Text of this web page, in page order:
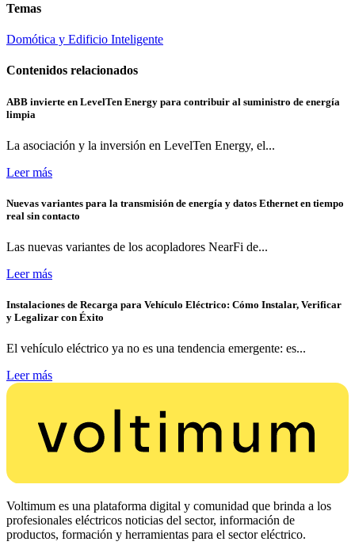
Temas
Domótica y Edificio Inteligente
Contenidos relacionados
ABB invierte en LevelTen Energy para contribuir al suministro de energía
limpia
La asociación y la inversión en LevelTen Energy, el...
Leer más
Nuevas variantes para la transmisión de energía y datos Ethernet en tiempo
real sin contacto
Las nuevas variantes de los acopladores NearFi de...
Leer más
Instalaciones de Recarga para Vehículo Eléctrico: Cómo Instalar, Verificar
y Legalizar con Éxito
El vehículo eléctrico ya no es una tendencia emergente: es...
Leer más
Voltimum es una plataforma digital y comunidad que brinda a los
profesionales eléctricos noticias del sector, información de
productos, formación y herramientas para el sector eléctrico.